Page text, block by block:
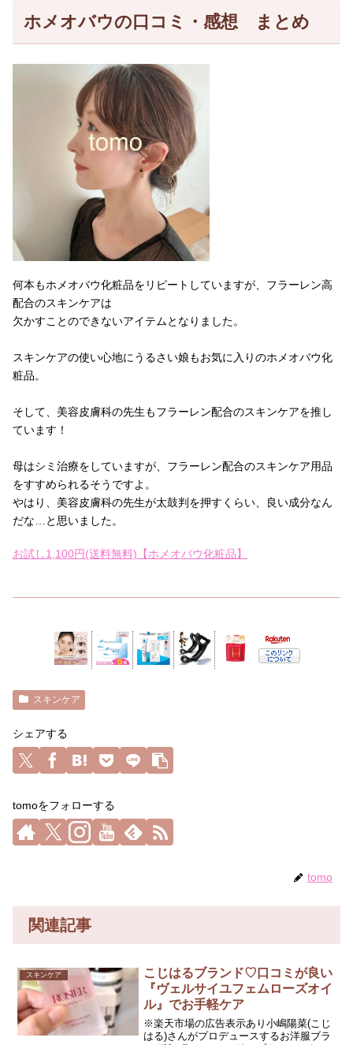
ホメオバウの口コミ・感想 まとめ
何本もホメオバウ化粧品をリピートしていますが、フラーレン高
配合のスキンケアは
欠かすことのできないアイテムとなりました。
スキンケアの使い心地にうるさい娘もお気に入りのホメオバウ化
粧品。
そして、美容皮膚科の先生もフラーレン配合のスキンケアを推し
ています！
母はシミ治療をしていますが、フラーレン配合のスキンケア用品
をすすめられるそうですよ。
やはり、美容皮膚科の先生が太鼓判を押すくらい、良い成分なん
だな…と思いました。
お試し1,100円(送料無料)【ホメオバウ化粧品】
スキンケア
シェアする
tomoをフォローする
tomo
関連記事
スキンケア
こじはるブランド♡口コミが良い
『ヴェルサイユフェムローズオイ
ル』でお手軽ケア
※楽天市場の広告表示あり小嶋陽菜(こじ
はる)さんがプロデュースするお洋服ブラ